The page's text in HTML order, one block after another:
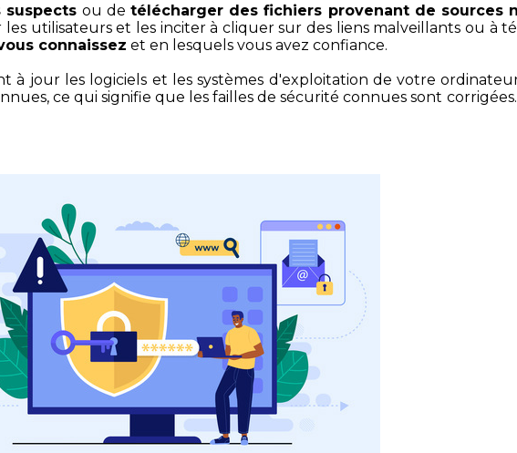
ou de télécharger des fichiers provenant de sources
utilisateurs et les inciter à cliquer sur des liens malveillants ou à
connaissez et en lesquels vous avez confiance.
jour les logiciels et les systèmes d'exploitation de votre
ce qui signifie que les failles de sécurité connues sont corrigées.